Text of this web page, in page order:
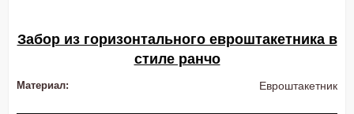
Забор из горизонтального евроштакетника в
стиле ранчо
Материал: Евроштакетник